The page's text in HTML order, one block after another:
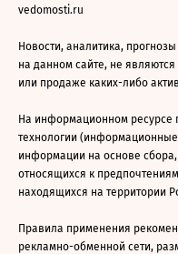
vedomosti.ru
Новости, аналитика,
на данном сайте, не
или продаже каких-либо
На информационном ресурсе
технологии
информации на основе
относящихся к
находящихся на территории
Правила применения
рекламно-обменной сети,